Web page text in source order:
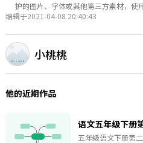
护的图片、字体或其他第三方素材，使
编辑于2021-04-08 20:40:43
小桃桃
他的近期作品
语文五年级下册
五年级语文下册第